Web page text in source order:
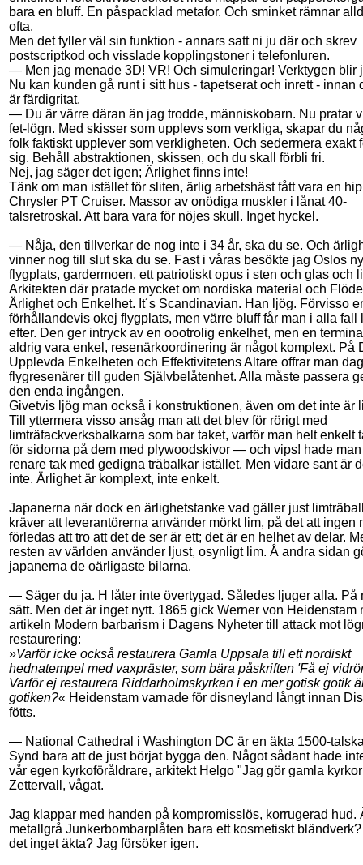
bara en bluff. En påspacklad metafor. Och sminket rämnar
ofta.
Men det fyller väl sin funktion - annars satt ni ju där och skrev
postscriptkod och visslade kopplingstoner i telefonluren.
— Men jag menade 3D! VR! Och simuleringar! Verktygen blir
Nu kan kunden gå runt i sitt hus - tapetserat och inrett - innan
är färdigritat.
— Du är värre däran än jag trodde, människobarn. Nu pratar
fet-lögn. Med skisser som upplevs som verkliga, skapar du
folk faktiskt upplever som verkligheten. Och sedermera exakt
sig. Behåll abstraktionen, skissen, och du skall förbli fri.
Nej, jag säger det igen; Ärlighet finns inte!
Tänk om man istället för sliten, ärlig arbetshäst fått vara en
Chrysler PT Cruiser. Massor av onödiga muskler i lånat 40-
talsretroskal. Att bara vara för nöjes skull. Inget hyckel.
— Nåja, den tillverkar de nog inte i 34 år, ska du se. Och
vinner nog till slut ska du se. Fast i våras besökte jag Oslos
flygplats, gardermoen, ett patriotiskt opus i sten och glas och
Arkitekten där pratade mycket om nordiska material och
Ärlighet och Enkelhet. It´s Scandinavian. Han ljög. Förvisso
förhållandevis okej flygplats, men värre bluff får man i alla fall
efter. Den ger intryck av en oootrolig enkelhet, men en
aldrig vara enkel, resenärkoordinering är något komplext. På
Upplevda Enkelheten och Effektivitetens Altare offrar man
flygresenärer till guden Självbelåtenhet. Alla måste passera
den enda ingången.
Givetvis ljög man också i konstruktionen, även om det inte är
Till yttermera visso ansåg man att det blev för rörigt med
limträfackverksbalkarna som bar taket, varför man helt enkelt
för sidorna på dem med plywoodskivor — och vips! hade man
renare tak med gedigna träbalkar istället. Men vidare sant är
inte. Ärlighet är komplext, inte enkelt.
Japanerna när dock en ärlighetstanke vad gäller just
kräver att leverantörerna använder mörkt lim, på det att ingen
förledas att tro att det de ser är ett; det är en helhet av delar.
resten av världen använder ljust, osynligt lim. Å andra sidan
japanerna de oärligaste bilarna.
— Säger du ja. H låter inte övertygad. Således ljuger alla. På
sätt. Men det är inget nytt. 1865 gick Werner von Heidenstam
artikeln Modern barbarism i Dagens Nyheter till attack mot
restaurering:
»Varför icke också restaurera Gamla Uppsala till ett nordiskt
hednatempel med vaxpräster, som bära påskriften 'Få ej
Varför ej restaurera Riddarholmskyrkan i en mer gotisk gotik
gotiken?« Heidenstam varnade för disneyland långt innan
fötts.
— National Cathedral i Washington DC är en äkta 1500-
Synd bara att de just börjat bygga den. Något sådant hade
vår egen kyrkoföråldrare, arkitekt Helgo "Jag gör gamla
Zettervall, vågat.
Jag klappar med handen på kompromisslös, korrugerad hud.
metallgrå Junkerbombarplåten bara ett kosmetiskt
det inget äkta? Jag försöker igen.